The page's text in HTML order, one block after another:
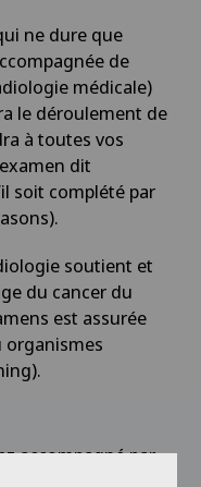
ne dure que
de
médicale)
le déroulement de
à toutes vos
dit
soit complété par
soutient et
du cancer du
est assurée
organismes
accompagné par